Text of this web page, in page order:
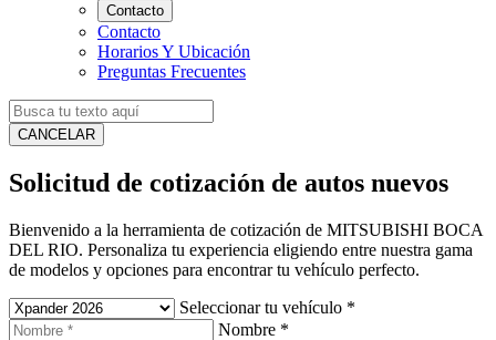
Contacto
Contacto
Horarios Y Ubicación
Preguntas Frecuentes
CANCELAR
Solicitud de cotización de autos nuevos
Bienvenido a la herramienta de cotización de MITSUBISHI BOCA
DEL RIO. Personaliza tu experiencia eligiendo entre nuestra gama
de modelos y opciones para encontrar tu vehículo perfecto.
Seleccionar tu vehículo *
Nombre *